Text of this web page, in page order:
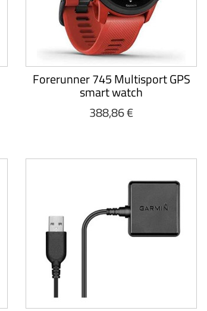
Forerunner 745 Multisport GPS
smart watch
388,86 €